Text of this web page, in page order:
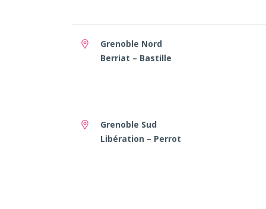
Grenoble Nord
Berriat – Bastille
Grenoble Sud
Libération – Perrot